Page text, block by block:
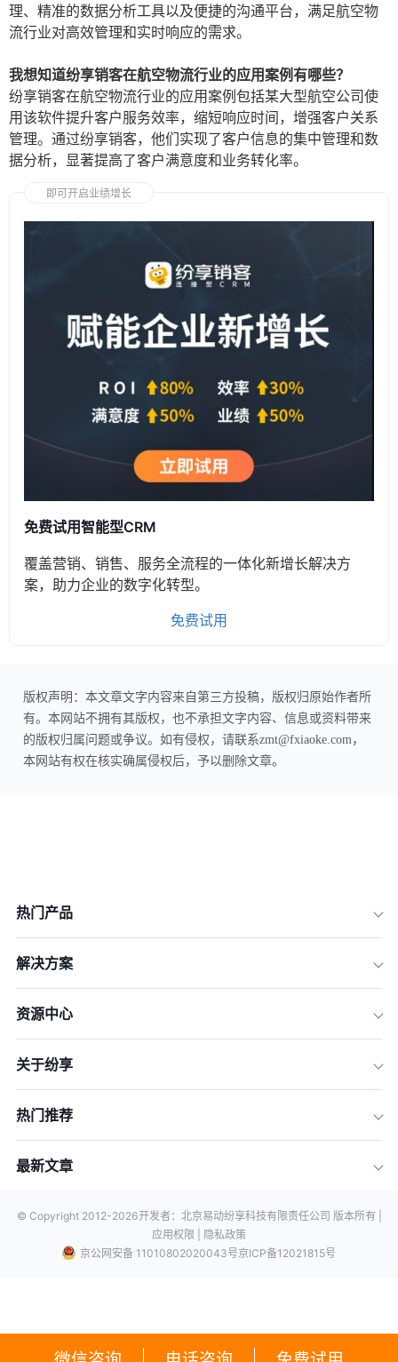
理、精准的数据分析工具以及便捷的沟通平台，满足航空物
流行业对高效管理和实时响应的需求。
我想知道纷享销客在航空物流行业的应用案例有哪些？
纷享销客在航空物流行业的应用案例包括某大型航空公司使
用该软件提升客户服务效率，缩短响应时间，增强客户关系
管理。通过纷享销客，他们实现了客户信息的集中管理和数
据分析，显著提高了客户满意度和业务转化率。
即可开启业绩增长
免费试用智能型CRM
覆盖营销、销售、服务全流程的一体化新增长解决方
案，助力企业的数字化转型。
免费试用
版权声明：本文章文字内容来自第三方投稿，版权归原始作者所
有。本网站不拥有其版权，也不承担文字内容、信息或资料带来
的版权归属问题或争议。如有侵权，请联系zmt@fxiaoke.com，
本网站有权在核实确属侵权后，予以删除文章。
热门产品
解决方案
资源中心
关于纷享
热门推荐
最新文章
© Copyright 2012-2026开发者：北京易动纷享科技有限责任公司 版本所有 |
应用权限 |
隐私政策
京公网安备 11010802020043号京ICP备12021815号